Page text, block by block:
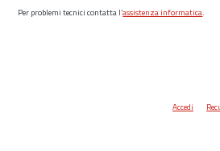
Per problemi tecnici contatta l’assistenza informatica.
Accedi